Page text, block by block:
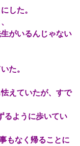
した。
がいるんじゃない
た。
えていたが、すで
るように歩いてい
もなく帰ることに